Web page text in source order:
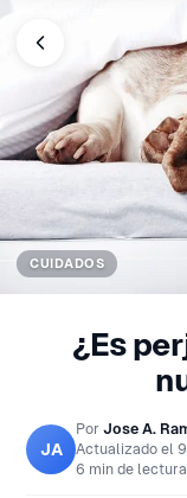
CUIDADOS
¿Es
JA
Por Jose A.
Actualizado el
6 min de lectura